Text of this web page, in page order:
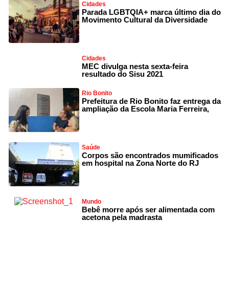
Cidades
Parada LGBTQIA+ marca último dia do
Movimento Cultural da Diversidade
Cidades
MEC divulga nesta sexta-feira
resultado do Sisu 2021
Rio Bonito
Prefeitura de Rio Bonito faz entrega da
ampliação da Escola Maria Ferreira,
Saúde
Corpos são encontrados mumificados
em hospital na Zona Norte do RJ
Mundo
Bebê morre após ser alimentada com
acetona pela madrasta